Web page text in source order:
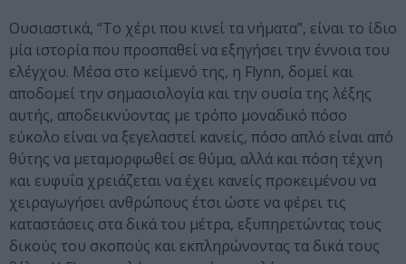
Ουσιαστικά, “Το χέρι που κινεί τα νήματα”, είναι το ίδιο
μία ιστορία που προσπαθεί να εξηγήσει την έννοια του
ελέγχου. Μέσα στο κείμενό της, η Flynn, δομεί και
αποδομεί την σημασιολογία και την ουσία της λέξης
αυτής, αποδεικνύοντας με τρόπο μοναδικό πόσο
εύκολο είναι να ξεγελαστεί κανείς, πόσο απλό είναι από
θύτης να μεταμορφωθεί σε θύμα, αλλά και πόση τέχνη
και ευφυΐα χρειάζεται να έχει κανείς προκειμένου να
χειραγωγήσει ανθρώπους έτσι ώστε να φέρει τις
καταστάσεις στα δικά του μέτρα, εξυπηρετώντας τους
δικούς του σκοπούς και εκπληρώνοντας τα δικά τους